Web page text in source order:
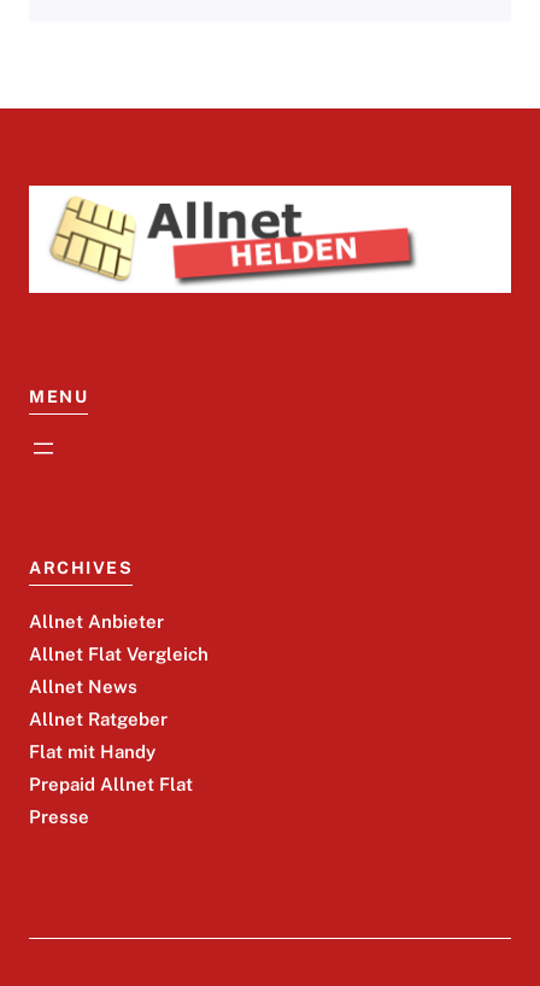
MENU
ARCHIVES
Allnet Anbieter
Allnet Flat Vergleich
Allnet News
Allnet Ratgeber
Flat mit Handy
Prepaid Allnet Flat
Presse